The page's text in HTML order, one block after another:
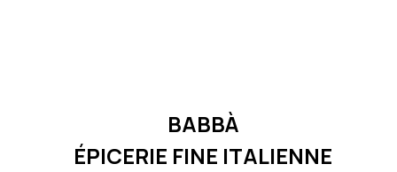
BABBÀ
ÉPICERIE FINE ITALIENNE